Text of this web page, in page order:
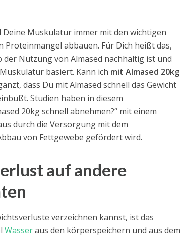
Muskulatur immer mit den wichtigen
abbauen. Für Dich heißt das,
Nutzung von Almased nachhaltig ist und
basiert. Kann ich mit Almased 20kg
dass Du mit Almased schnell das Gewicht
Studien haben in diesem
20kg schnell abnehmen?“ mit einem
durch die Versorgung mit dem
von Fettgewebe gefördert wird.
auf andere
verzeichnen kannst, ist das
Wasseraus den körperspeichern und aus dem